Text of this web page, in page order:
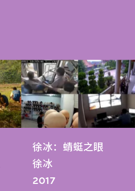
徐冰：蜻蜓之眼
徐冰
2017